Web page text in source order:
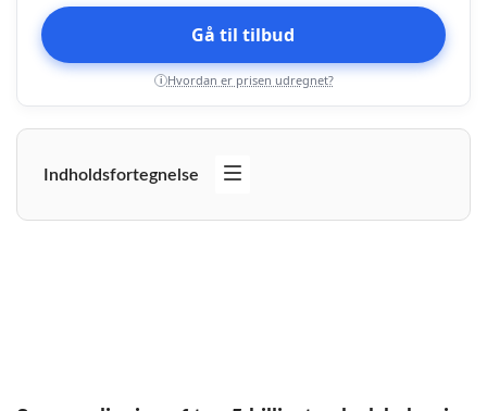
Gå til tilbud
i Hvordan er prisen udregnet?
Indholdsfortegnelse